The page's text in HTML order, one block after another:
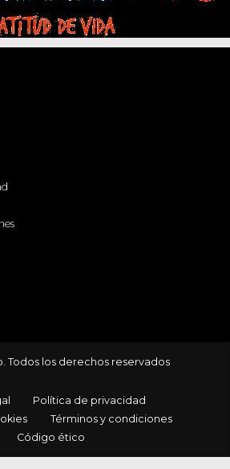
Todos los derechos reservados
Política de privacidad
Términos y condiciones
Código ético